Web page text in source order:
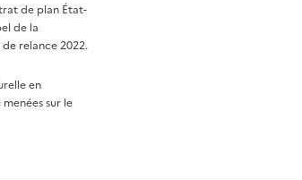
de plan État-
de la
relance 2022.
en
sur le